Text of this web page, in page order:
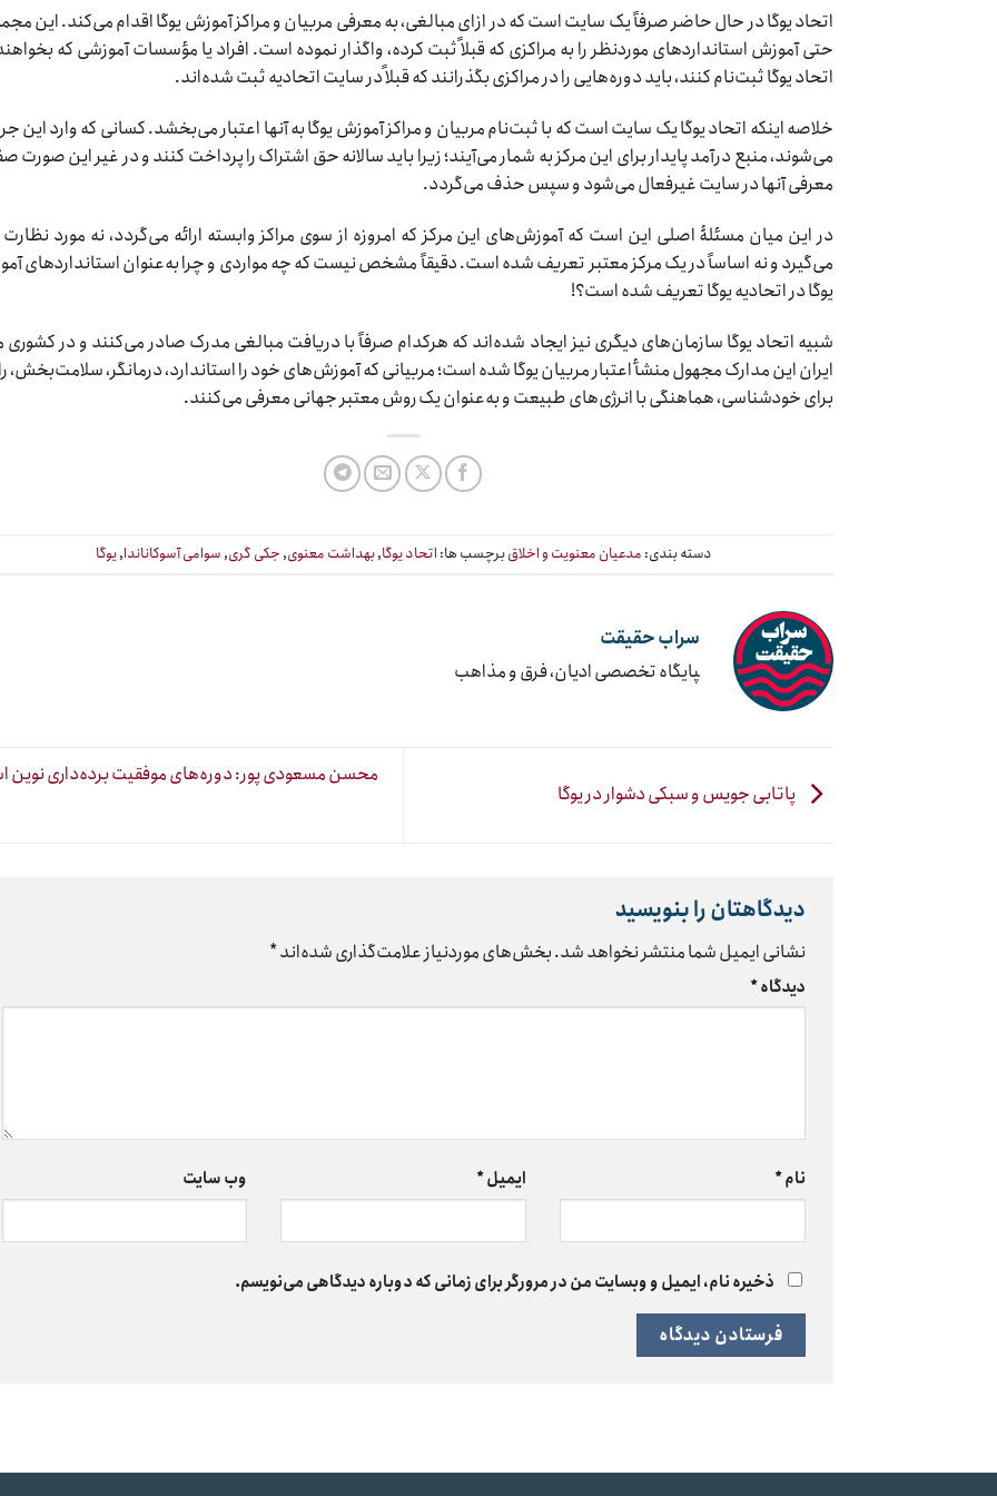
اتحاد یوگا در حال حاضر صرفاً یک سایت است که در ازای مبالغی، به معرفی مربیان و مراکز آموزش یوگا اقدام می‌کند. این
حتی آموزش استانداردهای موردنظر را به مراکزی که قبلاً ثبت کرده، واگذار نموده است. افراد یا مؤسسات آموزشی که
اتحاد یوگا ثبت‌نام کنند، باید دوره‌هایی را در مراکزی بگذرانند که قبلاً در سایت اتحادیه ثبت شده‌اند.
خلاصه اینکه اتحاد یوگا یک سایت است که با ثبت‌نام مربیان و مراکز آموزش یوگا به آنها اعتبار می‌بخشد. کسانی که وارد این
می‌شوند، منبع درآمد پایدار برای این مرکز به شمار می‌آیند؛ زیرا باید سالانه حق اشتراک را پرداخت کنند و در غیر این صورت
معرفی آنها در سایت غیرفعال می‌شود و سپس حذف می‌گردد.
در این میان مسئلۀ اصلی این است که آموزش‌های این مرکز که امروزه از سوی مراکز وابسته ارائه می‌گردد، نه مورد نظارت
می‌گیرد و نه اساساً در یک مرکز معتبر تعریف شده است. دقیقاً مشخص نیست که چه مواردی و چرا به‌عنوان استانداردهای
یوگا در اتحادیه یوگا تعریف شده است؟!
شبیه اتحاد یوگا سازمان‌های دیگری نیز ایجاد شده‌اند که هرکدام صرفاً با دریافت مبالغی مدرک صادر می‌کنند و در
ایران این مدارک مجهول منشأ اعتبار مربیان یوگا شده است؛ مربیانی که آموزش‌های خود را استاندارد، درمانگر، سلامت‌بخش،
برای خودشناسی، هماهنگی با انرژی‌های طبیعت و به‌عنوان یک روش معتبر جهانی معرفی می‌کنند.
دسته بندی: مدعیان معنویت و اخلاقبرچسب ها: اتحاد یوگا,بهداشت معنوی, جکی گری, سوامی آسوکاناندا,یوگا
سراب حقیقت
‍پایگاه تخصصی ادیان، فرق و مذاهب
پاتابی جویس و سبکی دشوار در یوگا
محسن مسعودی پور: دوره‌های موفقیت برده‌داری
دیدگاهتان را بنویسید
نشانی ایمیل شما منتشر نخواهد شد.بخش‌های موردنیاز علامت‌گذاری شده‌اند*
دیدگاه*
نام* ایمیل* وب‌ سایت
ذخیره نام، ایمیل و وبسایت من در مرورگر برای زمانی که دوباره دیدگاهی می‌نویسم.